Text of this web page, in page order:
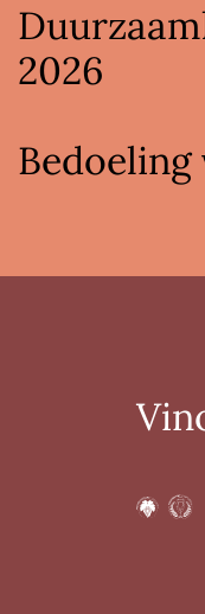
2026
Bedoeling